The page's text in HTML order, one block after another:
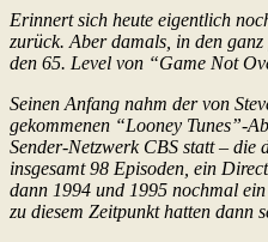
Erinnert sich heute eigentlich
zurück. Aber damals, in den
den 65. Level von “Game Not
Seinen Anfang nahm der von
gekommenen “Looney Tunes”-
Sender-Netzwerk CBS statt – die
insgesamt 98 Episoden, ein
dann 1994 und 1995 nochmal
zu diesem Zeitpunkt hatten